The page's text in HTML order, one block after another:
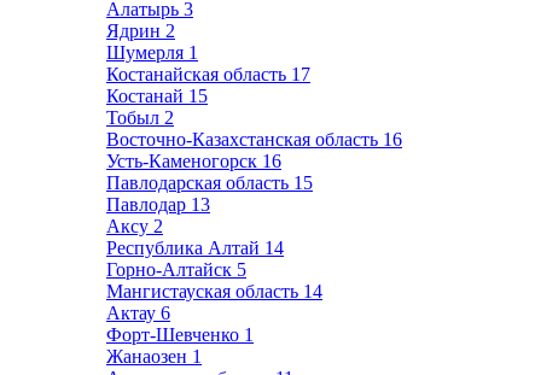
Алатырь 3
Ядрин 2
Шумерля 1
Костанайская область 17
Костанай 15
Тобыл 2
Восточно-Казахстанская область 16
Усть-Каменогорск 16
Павлодарская область 15
Павлодар 13
Аксу 2
Республика Алтай 14
Горно-Алтайск 5
Мангистауская область 14
Актау 6
Форт-Шевченко 1
Жанаозен 1